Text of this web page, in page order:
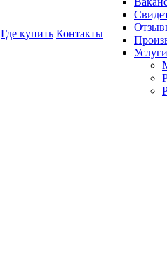
Где купить Контакты
Услуги